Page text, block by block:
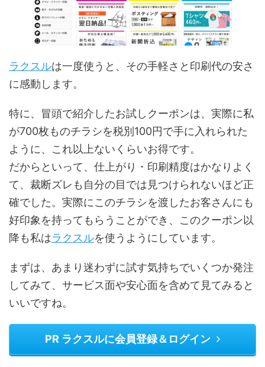
ラクスルは一度使うと、その手軽さと印刷代の安さ
に感動します。
特に、冒頭で紹介したお試しクーポンは、実際に私
が700枚ものチラシを税別100円で手に入れられた
ように、これ以上ないくらいお得です。
だからといって、仕上がり・印刷精度はかなりよく
て、裁断ズレも自分の目では見つけられないほど正
確でした。実際にこのチラシを渡したお客さんにも
好印象を持ってもらうことができ、このクーポン以
降も私はラクスルを使うようにしています。
まずは、あまり迷わずに試す気持ちでいくつか発注
してみて、サービス面や安心面を含めて見てみると
いいですね。
PR ラクスルに会員登録＆ログイン